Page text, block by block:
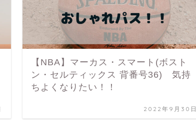
【NBA】マーカス・スマート(ボスト
ン・セルティックス 背番号36) 気持
ちよくなりたい！！
2022年9月30日